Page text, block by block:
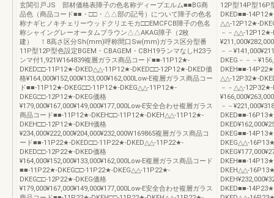
玄関引戸JS 部材価格表障子の色名称ディープエルム■■BG商
品色（商品コード■■・□□・△△部の記号）について障子の色名
称ナギヒノキチェリーウッドクリエモカ□□EMCFCB障子の色名
称シャイングレーオータムブラウン△△AKAG障子（2枚
建） ！8高さ区分Sh(mm)呼称間口Sw(mm)ガラス区分型番
11P型12P型色設定BGEM・CBAGEM・CBH19ランマなしH23ラ
ンマ付1,921W164839複層ガラス商品コード■■-11P12★-
DKED□□-11P12★-DKED△△-11P12★-DKED□□-12P12★-DKED価
格¥164,000¥152,000¥133,000¥162,000Low-E複層ガラス商品コー
ド■■-11P12★-DKEG□□-11P12★-DKEG△△-11P12★-
DKEG□□-12P12★-DKEG価格
¥179,000¥167,000¥149,000¥177,000Low-E安全合わせ複層ガラス
商品コード■■-11P12★-DKEH□□-11P12★-DKEH△△-11P12★-
DKEH□□-12P12★-DKEH価格
¥234,000¥222,000¥204,000¥232,000W169865複層ガラス商品コ
ード■■-11P22★-DKED□□-11P22★-DKED△△-11P22★-
DKED□□-12P22★-DKED価格
¥164,000¥152,000¥133,000¥162,000Low-E複層ガラス商品コード
■■-11P22★-DKEG□□-11P22★-DKEG△△-11P22★-
DKEG□□-12P22★-DKEG価格
¥179,000¥167,000¥149,000¥177,000Low-E安全合わせ複層ガラス
12P型14P型16P
DKED■■-
△△-12P12★-
－－△△-12P12★-
－－
DKEG－－－
DKEH■■-
△△-12P32★-
－－△△-12P32★-
－－
DKED■■-
DKEG■■-
DKEG△△-
DKEH■■-
DKEH△△-
DKED■■-